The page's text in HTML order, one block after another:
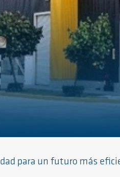
para un futuro más